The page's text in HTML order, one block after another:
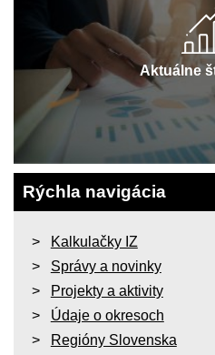
Aktuálne
Rýchla navigácia
Kalkulačky IZ
Správy a novinky
Projekty a aktivity
Údaje o okresoch
Regióny Slovenska